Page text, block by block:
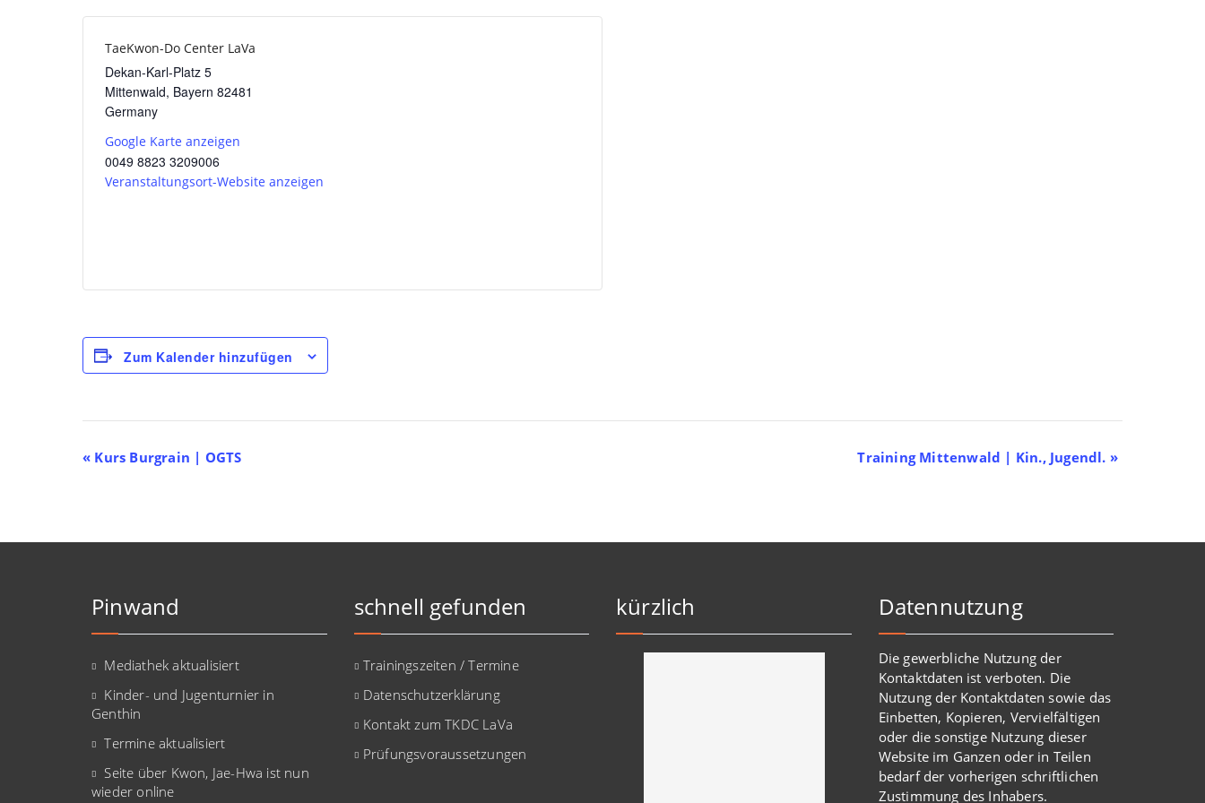
TaeKwon-Do Center LaVa
Dekan-Karl-Platz 5
Mittenwald, Bayern 82481
Germany
Google Karte anzeigen
0049 8823 3209006
Veranstaltungsort-Website anzeigen
Zum Kalender hinzufügen
Veranstaltung-
« Kurs Burgrain | OGTS Training Mittenwald | Kin., Jugendl. »
Pinwand
Mediathek aktualisiert
Kinder- und Jugenturnier in
Genthin
Termine aktualisiert
Seite über Kwon, Jae-Hwa ist nun
wieder online
schnell gefunden
Trainingszeiten / Termine
Datenschutzerklärung
Kontakt zum TKDC LaVa
Prüfungsvoraussetzungen
kürzlich Datennutzung
Die gewerbliche Nutzung der
Kontaktdaten ist verboten. Die
Nutzung der Kontaktdaten sowie das
Einbetten, Kopieren, Vervielfältigen
oder die sonstige Nutzung dieser
Website im Ganzen oder in Teilen
bedarf der vorherigen schriftlichen
Zustimmung des Inhabers.